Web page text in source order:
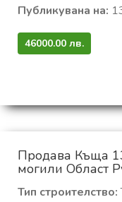
Публикувана на:
46000.00 лв.
Продава Къща
могили Област
Тип строителство: